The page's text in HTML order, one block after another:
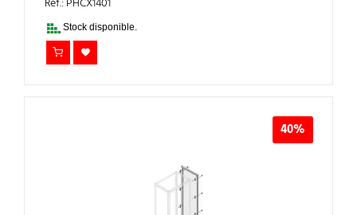
208,35€.
Ref.: PHCX1401
Stock disponible.
40%